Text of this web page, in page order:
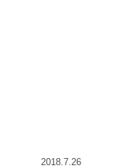
2018.7.26